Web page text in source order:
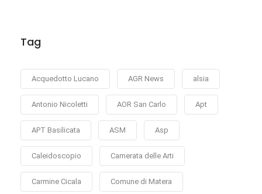
Tag
Acquedotto Lucano AGR News alsia
Antonio Nicoletti AOR San Carlo Apt
APT Basilicata ASM Asp
Caleidoscopio Camerata delle Arti
Carmine Cicala Comune di Matera